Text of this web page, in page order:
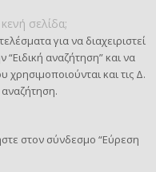
σελίδα;
για να διαχειριστεί
“Ειδική αναζήτηση” και να
χρησιμοποιούνται και τις Δ.
αναζήτηση.
στον σύνδεσμο “Εύρεση